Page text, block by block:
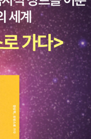
지하의 사상, 삼국유사의
에서 저자는 물과 불,흙
소중하다관련 링크도 하
와 관련을 가질 수 있는지
.